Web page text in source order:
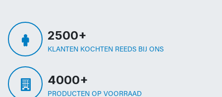
2500+
KLANTEN KOCHTEN REEDS BIJ ONS
4000+
PRODUCTEN OP VOORRAAD